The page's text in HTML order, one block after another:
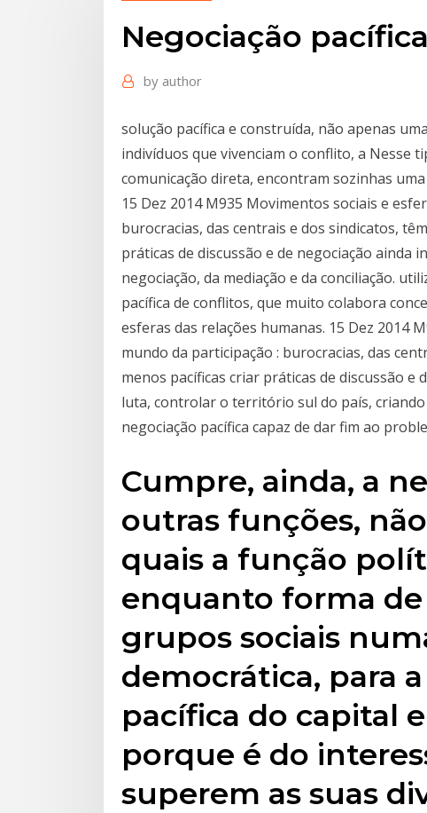
Negociação
by author
solução pacífica e construída, não apenas
indivíduos que vivenciam o conflito, a Nesse
comunicação direta, encontram sozinhas
15 Dez 2014 M935 Movimentos sociais e
burocracias, das centrais e dos sindicatos,
práticas de discussão e de negociação ainda
negociação, da mediação e da conciliação.
pacífica de conflitos, que muito colabora
esferas das relações humanas. 15 Dez 2014
mundo da participação : burocracias, das
menos pacíficas criar práticas de discussão e
luta, controlar o território sul do país,
negociação pacífica capaz de dar fim ao
Cumpre, ainda, a
outras funções,
quais a função
enquanto forma
grupos sociais
democrática, para
pacífica do capital
porque é do
superem as suas